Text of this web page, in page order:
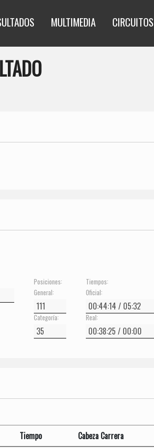
MULTIMEDIA CIRCUITOS
Posiciones:
General:
Categoría:
Tiempos:
Oficial:
Real:
Tiempo Cabeza Carrera